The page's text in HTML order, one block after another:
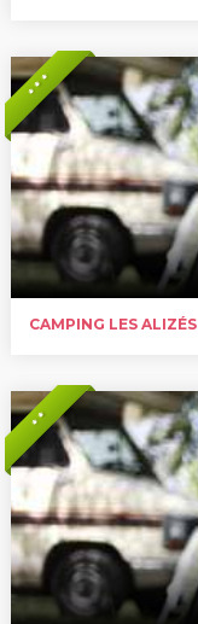
* * *
CAMPING LES ALIZÉS
* *